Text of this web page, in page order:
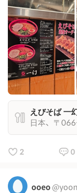
えびそば 一
2 0
ooeo